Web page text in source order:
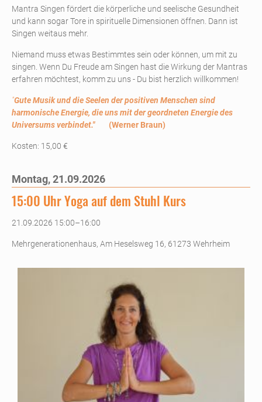
Mantra Singen fördert die körperliche und seelische Gesundheit
und kann sogar Tore in spirituelle Dimensionen öffnen. Dann ist
Singen weitaus mehr.
Niemand muss etwas Bestimmtes sein oder können, um mit zu
singen. Wenn Du Freude am Singen hast die Wirkung der Mantras
erfahren möchtest, komm zu uns - Du bist herzlich willkommen!
"Gute Musik und die Seelen der positiven Menschen sind
harmonische Energie, die uns mit der geordneten Energie des
Universums verbindet."
(Werner Braun)
Kosten: 15,00 €
Montag, 21.09.2026
15:00 Uhr Yoga auf dem Stuhl Kurs
21.09.2026 15:00–16:00
Mehrgenerationenhaus, Am Heselsweg 16, 61273 Wehrheim